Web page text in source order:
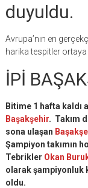
duyuldu.
Avrupa’nın en
harika tespitler ortaya
İPİ
Bitime 1 hafta kaldı
Başakşehir. Takım
sona ulaşan
Şampiyon takımın
Tebrikler Okan
olarak şampiyonluk
oldu.